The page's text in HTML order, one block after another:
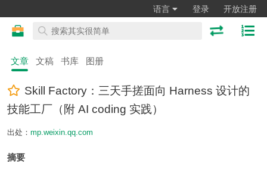
语言 登录 开放注册
文章 文稿 书库 图册
Skill Factory：三天手搓面向 Harness 设计的
技能工厂（附 AI coding 实践）
出处： mp.weixin.qq.com
摘要